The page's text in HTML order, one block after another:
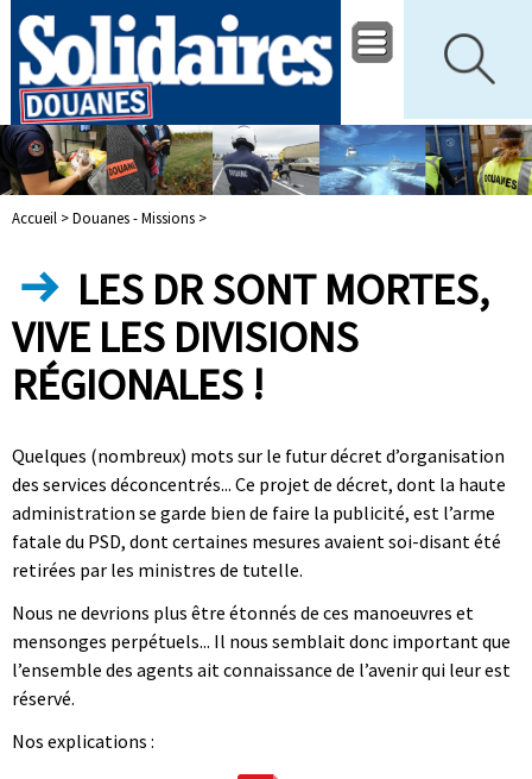
Accueil >Douanes - Missions >
LES DR SONT MORTES,
VIVE LES DIVISIONS
RÉGIONALES !
Quelques (nombreux) mots sur le futur décret d’organisation
des services déconcentrés... Ce projet de décret, dont la haute
administration se garde bien de faire la publicité, est l’arme
fatale du PSD, dont certaines mesures avaient soi-disant été
retirées par les ministres de tutelle.
Nous ne devrions plus être étonnés de ces manoeuvres et
mensonges perpétuels... Il nous semblait donc important que
l’ensemble des agents ait connaissance de l’avenir qui leur est
réservé.
Nos explications :